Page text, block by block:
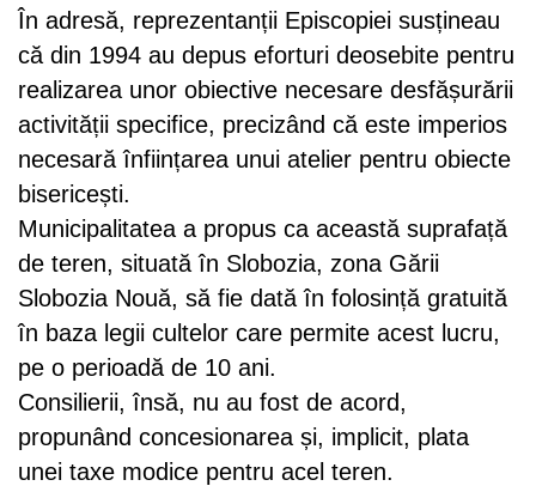
În adresă, reprezentanții Episcopiei susțineau
că din 1994 au depus eforturi deosebite pentru
realizarea unor obiective necesare desfășurării
activității specifice, precizând că este imperios
necesară înființarea unui atelier pentru obiecte
bisericești.
Municipalitatea a propus ca această suprafață
de teren, situată în Slobozia, zona Gării
Slobozia Nouă, să fie dată în folosință gratuită
în baza legii cultelor care permite acest lucru,
pe o perioadă de 10 ani.
Consilierii, însă, nu au fost de acord,
propunând concesionarea și, implicit, plata
unei taxe modice pentru acel teren.